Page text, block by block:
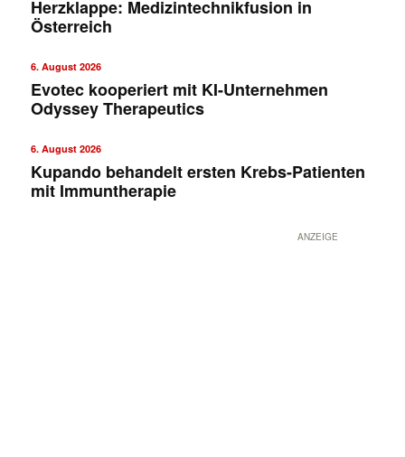
Herzklappe: Medizintechnikfusion in
Österreich
6. August 2026
Evotec kooperiert mit KI-Unternehmen
Odyssey Therapeutics
6. August 2026
Kupando behandelt ersten Krebs-Patienten
mit Immuntherapie
ANZEIGE